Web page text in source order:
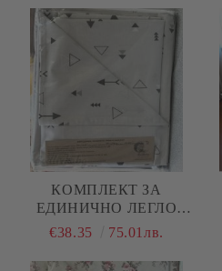
КОМПЛЕКТ ЗА
ЕДИНИЧНО ЛЕГЛО
"СТРЕЛКИ СИВ"
€38.35 75.01лв.